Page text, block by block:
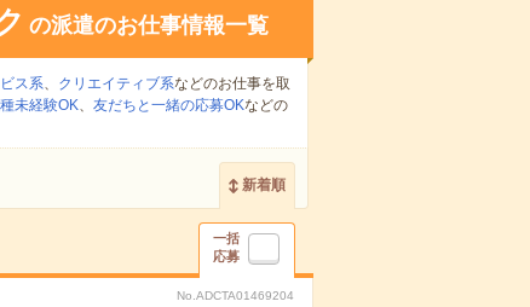
の派遣のお仕事情報一覧
ス系、 クリエイティブ系などのお仕事を取
未経験OK、 友だちと一緒の応募OKなどの
新着順
一括
応募
No.ADCTA01469204